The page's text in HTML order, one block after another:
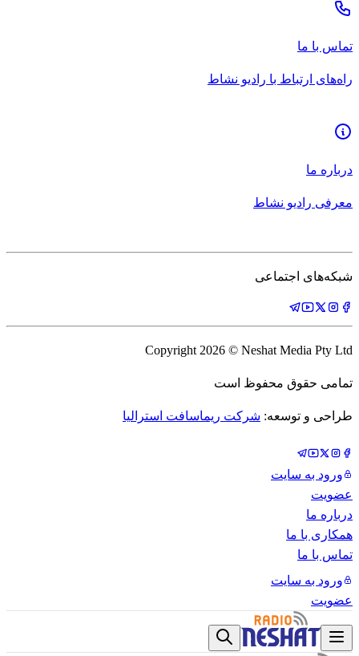
تماس با ما
راه‌های ارتباط با رادیو نشاط
درباره ما
معرفی رادیو نشاط
شبکه‌های اجتماعی
Copyright 2026 © Neshat Media Pty Ltd
تمامی حقوق محفوظ است
طراحی و توسعه: شرکت ریماسافت استرالیا
ورود به سایت
عضویت
درباره ما
همکاری با ما
تماس با ما
ورود به سایت
عضویت